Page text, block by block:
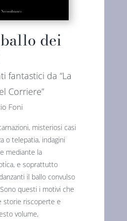
dei
fantastici da “La
Corriere”
Foni
misteriosi casi
o telepatia, indagini
mediante la
e soprattutto
il ballo convulso
questi i motivi che
storie riscoperte e
volume,